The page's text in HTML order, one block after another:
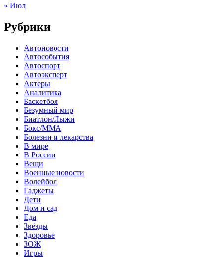
« Июл
Рубрики
Автоновости
Автособытия
Автоспорт
Автоэксперт
Актеры
Аналитика
Баскетбол
Безумный мир
Биатлон/Лыжи
Бокс/MMA
Болезни и лекарства
В мире
В России
Вещи
Военные новости
Волейбол
Гаджеты
Дети
Дом и сад
Еда
Звёзды
Здоровье
ЗОЖ
Игры